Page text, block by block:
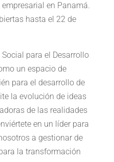
en Panamá.
hasta el 22 de
para el Desarrollo
un espacio de
para el desarrollo de
la evolución de ideas
de las realidades
en un líder para
a gestionar de
la transformación